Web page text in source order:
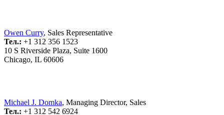
Owen Curry, Sales Representative
Тел.: +1 312 356 1523
10 S Riverside Plaza, Suite 1600
Chicago, IL 60606
Michael J. Domka, Managing Director, Sales
Тел.: +1 312 542 6924